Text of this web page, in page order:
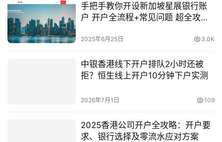
手把手教你开设新加坡星展银行账
户 开户全流程+常见问题 超全攻略
2025年6月25日 3.0K
中银香港线下开户排队2小时还被
拒？恒生线上开户10分钟下户实测
2026年7月1日 109
2025香港公司开户全攻略：开户要
求、银行选择及零流水应对方案